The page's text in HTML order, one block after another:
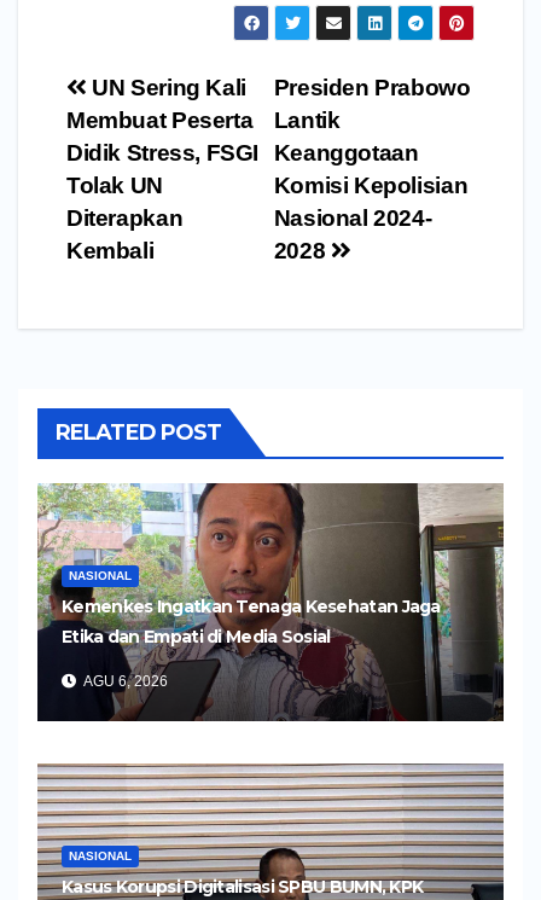
Navigasi
pos
Presiden Prabowo
Lantik
Keanggotaan
Komisi Kepolisian
Nasional 2024-
2028
UN Sering Kali
Membuat Peserta
Didik Stress, FSGI
Tolak UN
Diterapkan
Kembali
RELATED POST
NASIONAL
Kemenkes Ingatkan Tenaga Kesehatan Jaga
Etika dan Empati di Media Sosial
AGU 6, 2026
NASIONAL
Kasus Korupsi Digitalisasi SPBU BUMN, KPK